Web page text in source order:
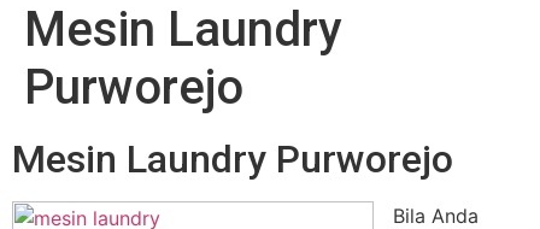
Mesin Laundry
Purworejo
Mesin Laundry Purworejo
Bila Anda